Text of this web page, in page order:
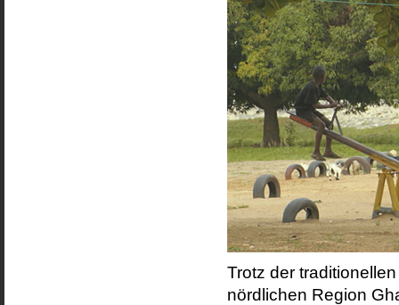
Trotz der
nördlichen Region